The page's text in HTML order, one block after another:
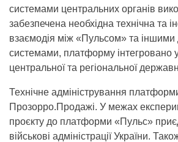
системами центральних органів
забезпечена необхідна технічна та
взаємодія між «Пульсом» та
системами, платформу інтегровано
центральної та регіональної
Технічне адміністрування
Прозорро.Продажі. У межах
проєкту до платформи «Пульс»
військові адміністрації України.